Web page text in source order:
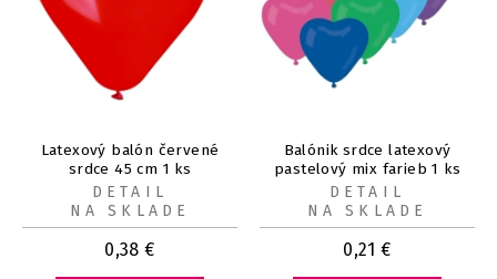
Latexový balón červené
srdce 45 cm 1 ks
0,38 €
DETAIL
NA SKLADE
Balónik srdce latexový
pastelový mix farieb 1 ks
0,21 €
DETAIL
NA SKLADE